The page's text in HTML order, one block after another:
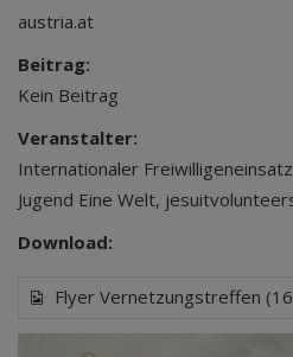
austria.at
Beitrag:
Kein Beitrag
Veranstalter:
Internationaler
Jugend Eine Welt,
Download:
Flyer Vernetzungstreffen